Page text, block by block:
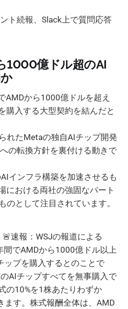
ト続報、Slack上で質問応答
1000億ドル超のAI
AMDから1000億ドルを超え
購入する大型契約を結んだと
れたMetaの独自AIチップ開発
の転換方針を裏付ける動きで
インフラ構築を加速させるも
における両社の強固なパート
のとして注目されています。
🚨速報：WSJの報道による
間でAMDから1000億ドル以上
ップを購入するとのことで
AIチップすべてを無事購入で
の10%を1株あたりわずか
ます。株式報酬全体は、AMD